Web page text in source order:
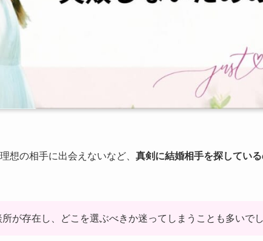
想の相手に出会えないなど、 真剣に結婚相手を探してい
が存在し、どこを選ぶべきか迷ってしまうことも多いで